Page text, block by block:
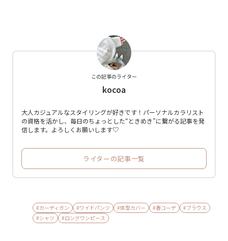
この記事のライター
kocoa
大人カジュアルなスタイリングが好きです！パーソナルカラリスト
の資格を活かし、毎日のちょっとした“ときめき”に繋がる記事を発
信します。よろしくお願いします♡
ライターの記事一覧
#カーディガン #ワイドパンツ #体型カバー #春コーデ
#ブラウス
#シャツ
#ロングワンピース